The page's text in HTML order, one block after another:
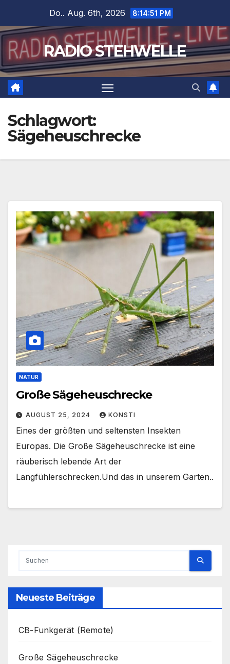
springen
Do.. Aug. 6th, 2026 8:14:52 PM
RADIO STEHWELLE
Schlagwort:
Sägeheuschrecke
NATUR
Große Sägeheuschrecke
AUGUST 25, 2024 KONSTI
Eines der größten und seltensten Insekten
Europas. Die Große Sägeheuschrecke ist eine
räuberisch lebende Art der
Langfühlerschrecken.Und das in unserem Garten..
Neueste Beiträge
CB-Funkgerät (Remote)
Große Sägeheuschrecke